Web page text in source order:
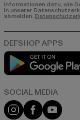
Informationen dazu, wie
in unserer
abmelden.
Instagram
Facebook